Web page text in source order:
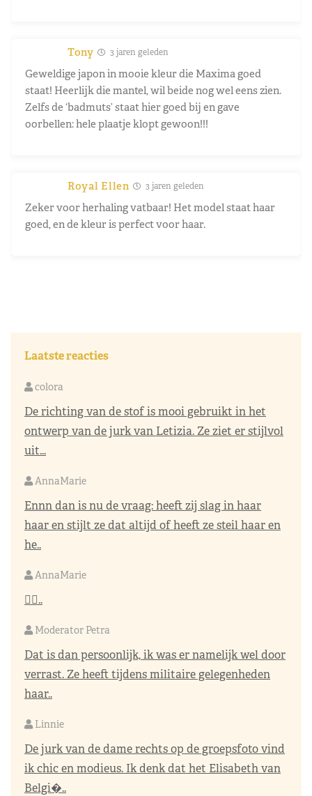
Tony 3 jaren geleden
Geweldige japon in mooie kleur die Maxima goed
staat! Heerlijk die mantel, wil beide nog wel eens zien.
Zelfs de ‘badmuts’ staat hier goed bij en gave
oorbellen: hele plaatje klopt gewoon!!!
Royal Ellen 3 jaren geleden
Zeker voor herhaling vatbaar! Het model staat haar
goed, en de kleur is perfect voor haar.
Laatste reacties
colora
De richting van de stof is mooi gebruikt in het
ontwerp van de jurk van Letizia. Ze ziet er stijlvol
uit...
AnnaMarie
Ennn dan is nu de vraag: heeft zij slag in haar
haar en stijlt ze dat altijd of heeft ze steil haar en
he..
AnnaMarie
👌🏼..
Moderator Petra
Dat is dan persoonlijk, ik was er namelijk wel door
verrast. Ze heeft tijdens militaire gelegenheden
haar..
Linnie
De jurk van de dame rechts op de groepsfoto vind
ik chic en modieus. Ik denk dat het Elisabeth van
Belgi�..